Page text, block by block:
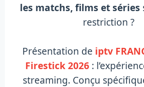
les matchs, films et séries
restriction ?
Présentation de iptv
Firestick 2026:
streaming. Conçu